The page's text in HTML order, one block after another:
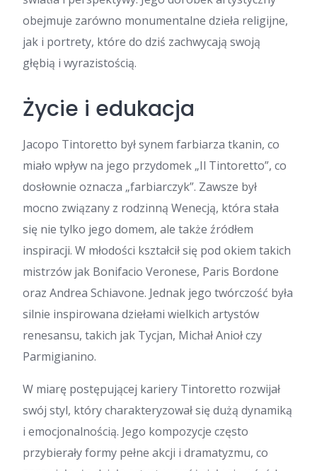
obejmuje zarówno monumentalne dzieła religijne,
jak i portrety, które do dziś zachwycają swoją
głębią i wyrazistością.
Życie i edukacja
Jacopo Tintoretto był synem farbiarza tkanin, co
miało wpływ na jego przydomek „Il Tintoretto”, co
dosłownie oznacza „farbiarczyk”. Zawsze był
mocno związany z rodzinną Wenecją, która stała
się nie tylko jego domem, ale także źródłem
inspiracji. W młodości kształcił się pod okiem takich
mistrzów jak Bonifacio Veronese, Paris Bordone
oraz Andrea Schiavone. Jednak jego twórczość była
silnie inspirowana dziełami wielkich artystów
renesansu, takich jak Tycjan, Michał Anioł czy
Parmigianino.
W miarę postępującej kariery Tintoretto rozwijał
swój styl, który charakteryzował się dużą dynamiką
i emocjonalnością. Jego kompozycje często
przybierały formy pełne akcji i dramatyzmu, co